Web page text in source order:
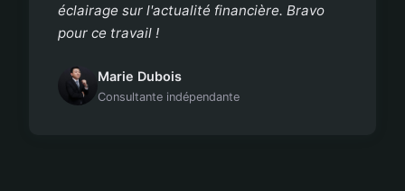
éclairage sur l'actualité financière. Bravo
pour ce travail !
Marie Dubois
Consultante indépendante